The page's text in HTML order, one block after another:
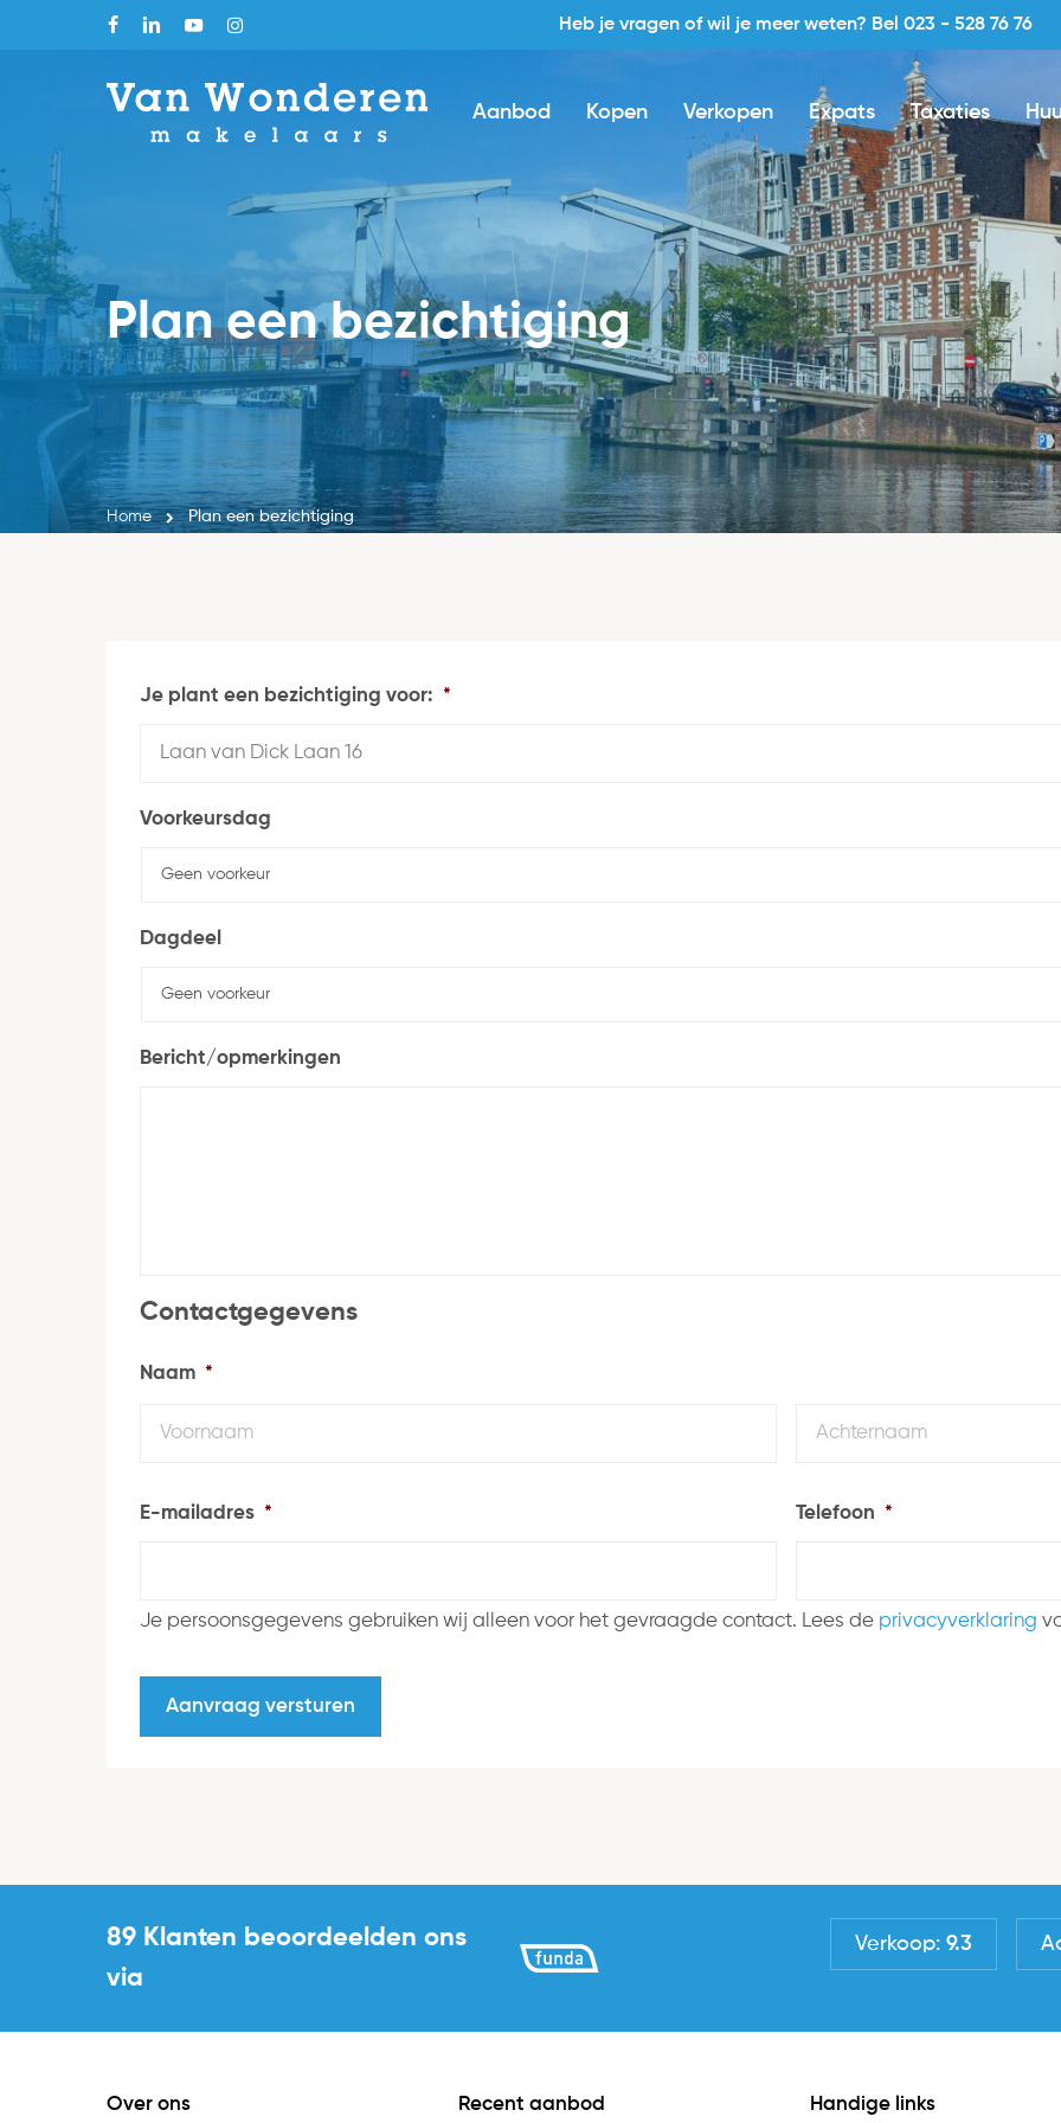
Heb je vragen of wil je meer weten? Bel 023 - 528 76 76
Aanbod Kopen Verkopen Expats Taxaties
Plan een bezichtiging
Home Plan een bezichtiging
Je plant een bezichtiging voor: *
Voorkeursdag
Dagdeel
Bericht/opmerkingen
Contactgegevens
Naam *
E-mailadres * Telefoon *
Je persoonsgegevens gebruiken wij alleen voor het gevraagde contact. Lees de privacyverklaring
89 Klanten beoordeelden ons
via
Verkoop: 9.3
Over ons Recent aanbod Handige links